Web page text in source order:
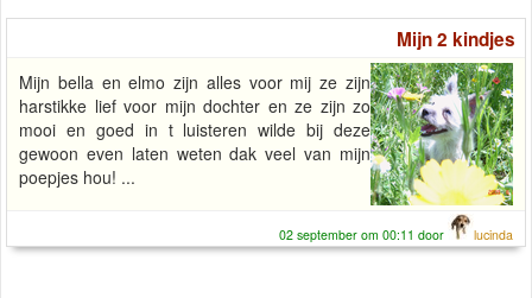
Mijn 2 kindjes
Mijn bella en elmo zijn alles voor mij ze zijn
harstikke lief voor mijn dochter en ze zijn zo
mooi en goed in t luisteren wilde bij deze
gewoon even laten weten dak veel van mijn
poepjes hou! ...
02 september om 00:11 door lucinda